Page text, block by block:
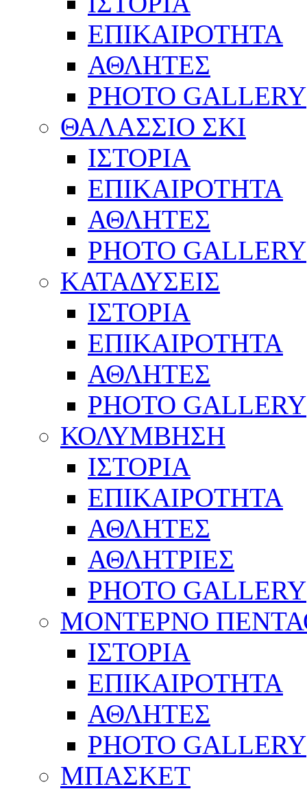
ΕΠΙΚΑΙΡΟΤΗΤΑ
ΑΘΛΗΤΕΣ
PHOTO GALLERY
ΘΑΛΑΣΣΙΟ ΣΚΙ
ΙΣΤΟΡΙΑ
ΕΠΙΚΑΙΡΟΤΗΤΑ
ΑΘΛΗΤΕΣ
PHOTO GALLERY
ΚΑΤΑΔΥΣΕΙΣ
ΙΣΤΟΡΙΑ
ΕΠΙΚΑΙΡΟΤΗΤΑ
ΑΘΛΗΤΕΣ
PHOTO GALLERY
ΚΟΛΥΜΒΗΣΗ
ΙΣΤΟΡΙΑ
ΕΠΙΚΑΙΡΟΤΗΤΑ
ΑΘΛΗΤΕΣ
ΑΘΛΗΤΡΙΕΣ
PHOTO GALLERY
ΜΟΝΤΕΡΝΟ
ΙΣΤΟΡΙΑ
ΕΠΙΚΑΙΡΟΤΗΤΑ
ΑΘΛΗΤΕΣ
PHOTO GALLERY
ΜΠΑΣΚΕΤ